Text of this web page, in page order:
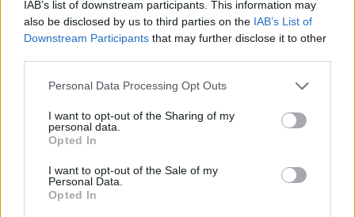
IAB’s list of downstream participants. This information may
also be disclosed by us to third parties on the IAB’s List of
Downstream Participants that may further disclose it to other
Personal Data Processing Opt Outs
I want to opt-out of the Sharing of my
personal data.
Opted In
I want to opt-out of the Sale of my
Personal Data.
Opted In
-
- por
TVG2
45 (34,88%)
GOL
GolStadium
5 (3,88%)